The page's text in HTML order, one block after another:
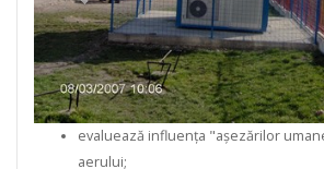
evaluează influența "așezărilor
aerului;
raza ariei de reprezentativitate este